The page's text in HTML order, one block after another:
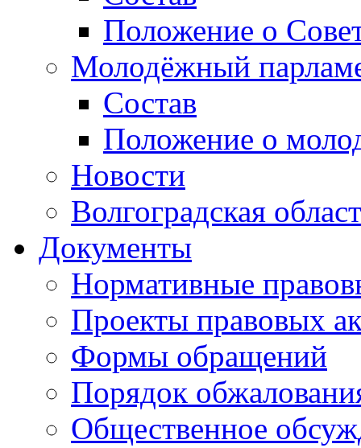
Положение о
Молодёжный
Состав
Положение о
Новости
Волгоградская
Документы
Нормативные
Проекты правовых
Формы обращений
Порядок
Общественное